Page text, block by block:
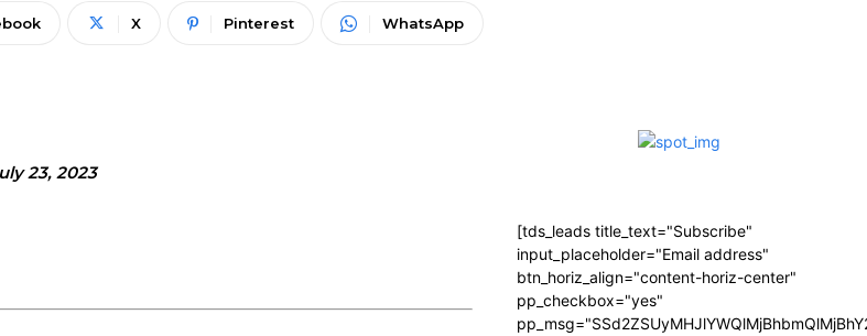
X Pinterest WhatsApp
23, 2023
[tds_leads title_text="Subscribe"
input_placeholder="Email address"
btn_horiz_align="content-horiz-center"
pp_checkbox="yes"